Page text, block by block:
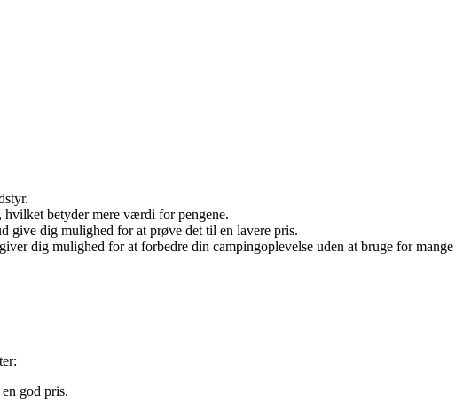
betyder mere værdi for pengene.
give dig mulighed for at prøve det til en lavere pris.
dig mulighed for at forbedre din campingoplevelse uden at bruge for mange
god pris.